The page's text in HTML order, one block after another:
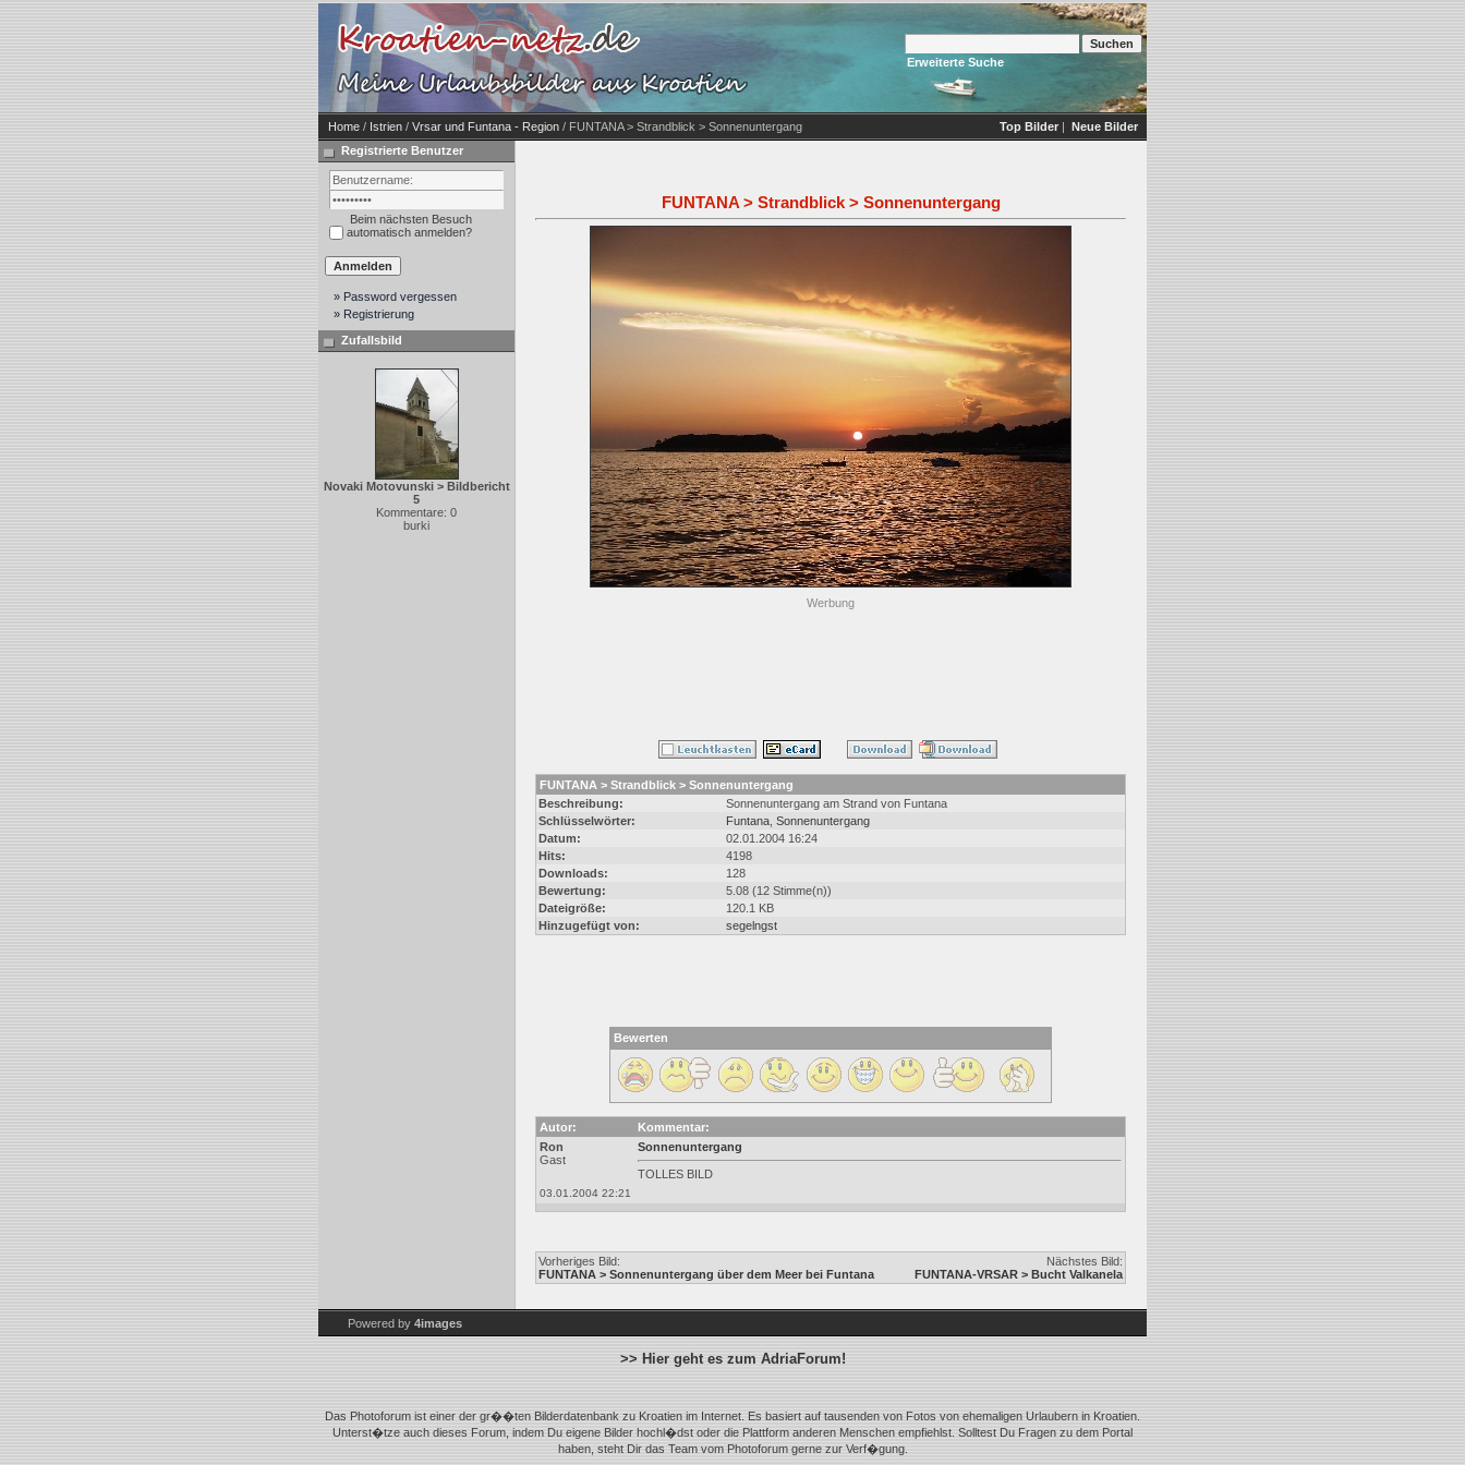
Erweiterte Suche
Home / Istrien / Vrsar und Funtana - Region / FUNTANA > Strandblick > Sonnenuntergang Top Bilder | Neue Bilder
Registrierte Benutzer
Beim nächsten Besuch
automatisch anmelden?
» Password vergessen
» Registrierung
Zufallsbild
Novaki Motovunski > Bildbericht
5
Kommentare: 0
burki
FUNTANA > Strandblick > Sonnenuntergang
Werbung
FUNTANA > Strandblick > Sonnenuntergang
Beschreibung:
Sonnenuntergang am Strand von Funtana
Schlüsselwörter:
Funtana Sonnenuntergang
Datum:
02.01.2004 16:24
Hits:
4198
Downloads:
128
Bewertung:
5.08 (12 Stimme(n))
Dateigröße:
120.1 KB
Hinzugefügt von:
segelngst
Bewerten
Autor:
Kommentar:
Ron
Gast
Sonnenuntergang
TOLLES BILD
03.01.2004 22:21
Vorheriges Bild:
FUNTANA > Sonnenuntergang über dem Meer bei Funtana
Nächstes Bild:
FUNTANA-VRSAR > Bucht Valkanela
Powered by 4images
>> Hier geht es zum AdriaForum!
Das Photoforum ist einer der gr��ten Bilderdatenbank zu Kroatien im Internet. Es basiert auf tausenden von Fotos von ehemaligen Urlaubern in Kroatien.
Unterst�tze auch dieses Forum, indem Du eigene Bilder hochl�dst oder die Plattform anderen Menschen empfiehlst. Solltest Du Fragen zu dem Portal
haben, steht Dir das Team vom Photoforum gerne zur Verf�gung.